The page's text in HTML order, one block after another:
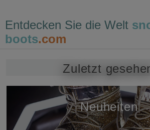
Entdecken Sie die Welt
boots.com
Zuletzt
Neuheiten